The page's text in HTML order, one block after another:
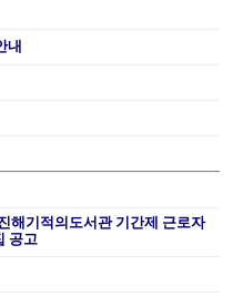
내
해기적의도서관 기간제 근로자
공고